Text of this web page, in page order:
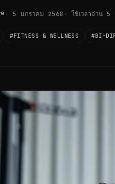
5 มกราคม 2568 ใช้เวลาอ่าน 5
#FITNESS & WELLNESS #BI-